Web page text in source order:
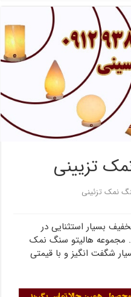
تزیینی
نمک تزئینی
بسیار استثنایی در
مجموعه هالیتو سنگ نمک
شگفت انگیز و با قیمتی